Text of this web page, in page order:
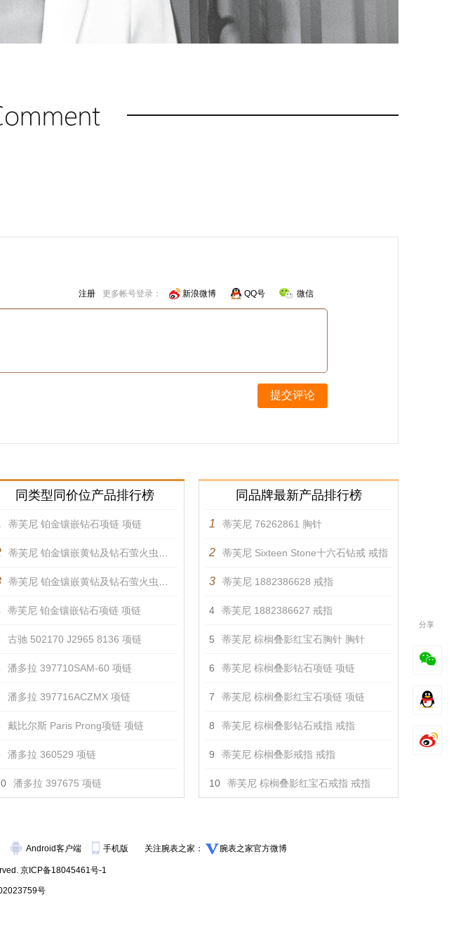
注册 更多帐号登录： 新浪微博 QQ号 微信
提交评论
同类型同价位产品排行榜
蒂芙尼 铂金镶嵌钻石项链 项链
蒂芙尼 铂金镶嵌黄钻及钻石萤火虫造型项链 项链
蒂芙尼 铂金镶嵌黄钻及钻石萤火虫造型项链 项链
蒂芙尼 铂金镶嵌钻石项链 项链
古驰 502170 J2965 8136 项链
潘多拉 397710SAM-60 项链
潘多拉 397716ACZMX 项链
戴比尔斯 Paris Prong项链 项链
潘多拉 360529 项链
潘多拉 397675 项链
同品牌最新产品排行榜
1 蒂芙尼 76262861 胸针
2 蒂芙尼 Sixteen Stone十六石钻戒 戒指
3 蒂芙尼 1882386628 戒指
4 蒂芙尼 1882386627 戒指
5 蒂芙尼 棕榈叠影红宝石胸针 胸针
6 蒂芙尼 棕榈叠影钻石项链 项链
7 蒂芙尼 棕榈叠影红宝石项链 项链
8 蒂芙尼 棕榈叠影钻石戒指 戒指
9 蒂芙尼 棕榈叠影戒指 戒指
10 蒂芙尼 棕榈叠影红宝石戒指 戒指
Android客户端 手机版 关注腕表之家： 腕表之家官方微博
京ICP备18045461号-1
号
分享